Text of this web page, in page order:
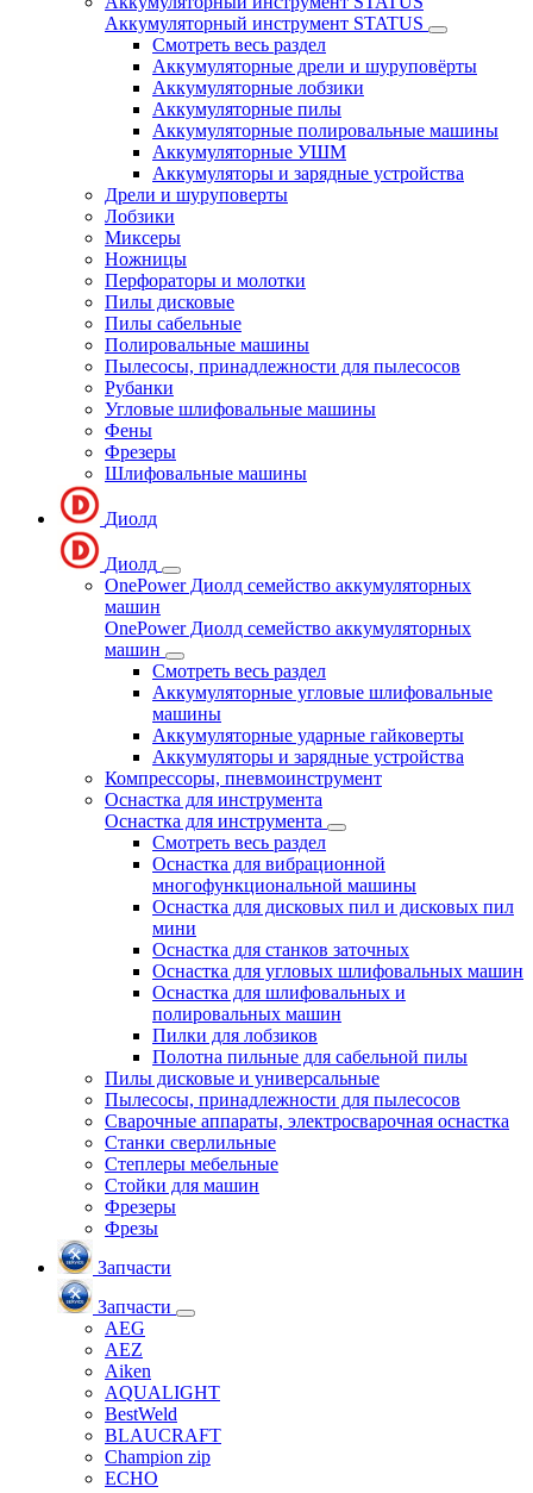
Аккумуляторный инструмент STATUS
Смотреть весь раздел
Аккумуляторные дрели и шуруповёрты
Аккумуляторные лобзики
Аккумуляторные пилы
Аккумуляторные полировальные машины
Аккумуляторные УШМ
Аккумуляторы и зарядные устройства
Дрели и шуруповерты
Лобзики
Миксеры
Ножницы
Перфораторы и молотки
Пилы дисковые
Пилы сабельные
Полировальные машины
Пылесосы, принадлежности для пылесосов
Рубанки
Угловые шлифовальные машины
Фены
Фрезеры
Шлифовальные машины
Диолд
Диолд
OnePower Диолд семейство аккумуляторных
машин
OnePower Диолд семейство аккумуляторных
машин
Смотреть весь раздел
Аккумуляторные угловые шлифовальные
машины
Аккумуляторные ударные гайковерты
Аккумуляторы и зарядные устройства
Компрессоры, пневмоинструмент
Оснастка для инструмента
Оснастка для инструмента
Смотреть весь раздел
Оснастка для вибрационной
многофункциональной машины
Оснастка для дисковых пил и дисковых пил
мини
Оснастка для станков заточных
Оснастка для угловых шлифовальных машин
Оснастка для шлифовальных и
полировальных машин
Пилки для лобзиков
Полотна пильные для сабельной пилы
Пилы дисковые и универсальные
Пылесосы, принадлежности для пылесосов
Сварочные аппараты, электросварочная оснастка
Станки сверлильные
Степлеры мебельные
Стойки для машин
Фрезеры
Фрезы
Запчасти
Запчасти
AEG
AEZ
Aiken
AQUALIGHT
BestWeld
BLAUCRAFT
Champion zip
ECHO